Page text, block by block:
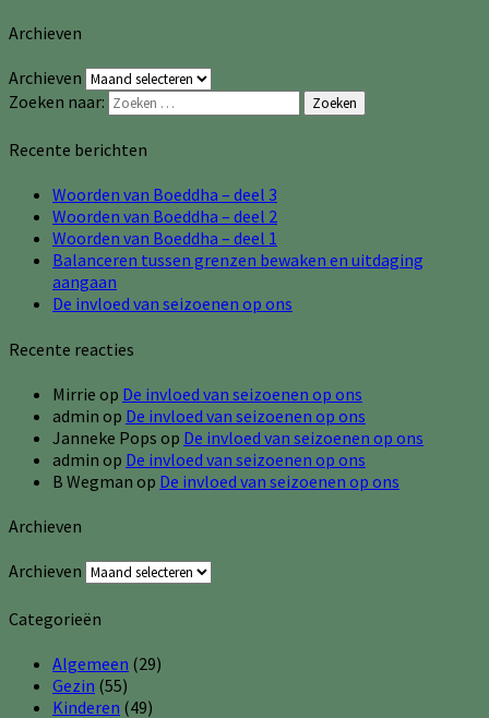
Archieven
Archieven
Zoeken naar:
Zoeken
Recente berichten
Woorden van Boeddha – deel 3
Woorden van Boeddha – deel 2
Woorden van Boeddha – deel 1
Balanceren tussen grenzen bewaken en uitdaging
aangaan
De invloed van seizoenen op ons
Recente reacties
Mirrie op De invloed van seizoenen op ons
admin op De invloed van seizoenen op ons
Janneke Pops op De invloed van seizoenen op ons
admin op De invloed van seizoenen op ons
B Wegman op De invloed van seizoenen op ons
Archieven
Archieven
Categorieën
Algemeen (29)
Gezin (55)
Kinderen (49)